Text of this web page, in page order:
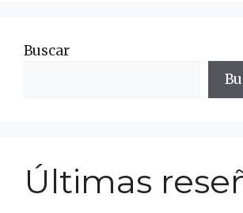
Buscar
Últimas